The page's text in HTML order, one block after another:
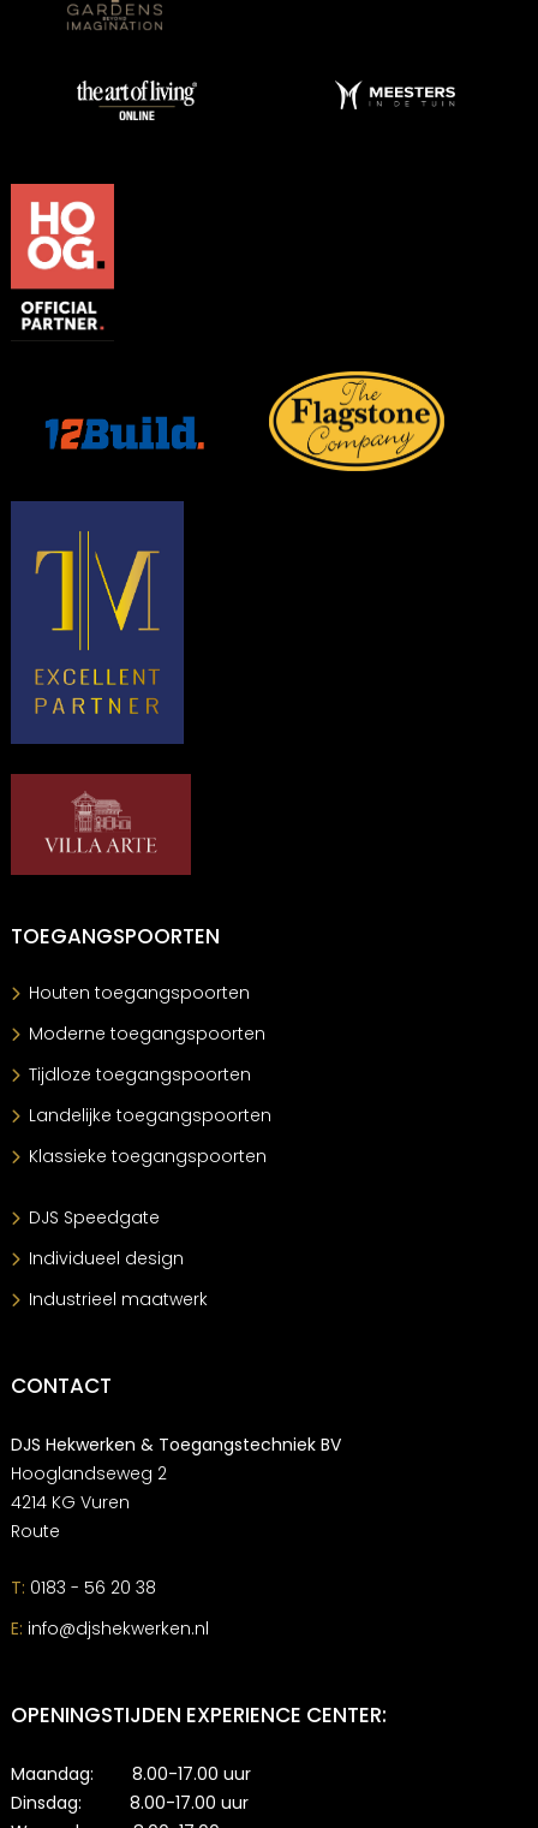
TOEGANGSPOORTEN
Houten toegangspoorten
Moderne toegangspoorten
Tijdloze toegangspoorten
Landelijke toegangspoorten
Klassieke toegangspoorten
DJS Speedgate
Individueel design
Industrieel maatwerk
CONTACT
DJS Hekwerken & Toegangstechniek BV
Hooglandseweg 2
4214 KG Vuren
Route
T: 0183 - 56 20 38
E: info@djshekwerken.nl
OPENINGSTIJDEN EXPERIENCE CENTER:
Maandag: 8.00-17.00 uur
Dinsdag: 8.00-17.00 uur